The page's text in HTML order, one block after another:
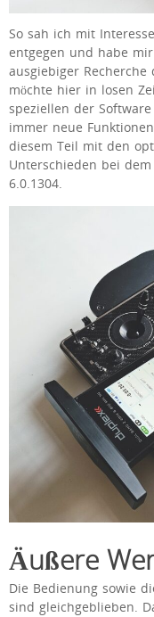
So sah ich mit
entgegen und habe
ausgiebiger Recherche
möchte hier in losen
speziellen der
immer neue
diesem Teil mit den
Unterschieden bei
6.0.1304.
Äußere
Die Bedienung sowie
sind gleichgeblieben.